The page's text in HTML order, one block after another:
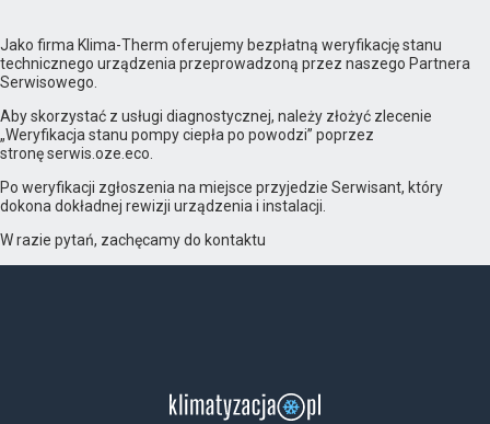
Jako firma Klima-Therm oferujemy bezpłatną weryfikację stanu
technicznego urządzenia przeprowadzoną przez naszego Partnera
Serwisowego.
Aby skorzystać z usługi diagnostycznej, należy złożyć zlecenie
„Weryfikacja stanu pompy ciepła po powodzi” poprzez
stronę serwis.oze.eco.
Po weryfikacji zgłoszenia na miejsce przyjedzie Serwisant, który
dokona dokładnej rewizji urządzenia i instalacji.
W razie pytań, zachęcamy do kontaktu